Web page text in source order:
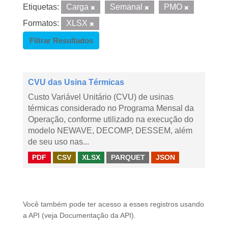
Etiquetas: Carga Semanal
PMO
Formatos:
XLSX
Filtrar Resultados
CVU das Usina Térmicas
Custo Variável Unitário (CVU) de usinas
térmicas considerado no Programa Mensal da
Operação, conforme utilizado na execução do
modelo NEWAVE, DECOMP, DESSEM, além
de seu uso nas...
PDF CSV XLSX PARQUET JSON
Você também pode ter acesso a esses registros usando
a API (veja Documentação da API ).